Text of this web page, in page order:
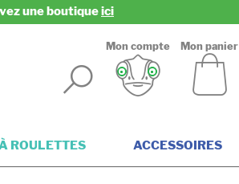
une boutiqueici
Mon compte Mon panier
ROULETTES ACCESSOIRES